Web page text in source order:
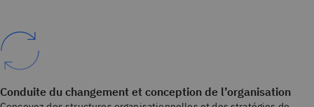
Conduite du changement et conception de l’organisation